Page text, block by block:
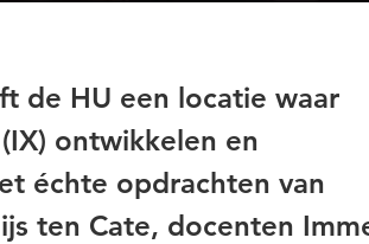
de HU een locatie waar
ontwikkelen en
échte opdrachten van
ten Cate, docenten